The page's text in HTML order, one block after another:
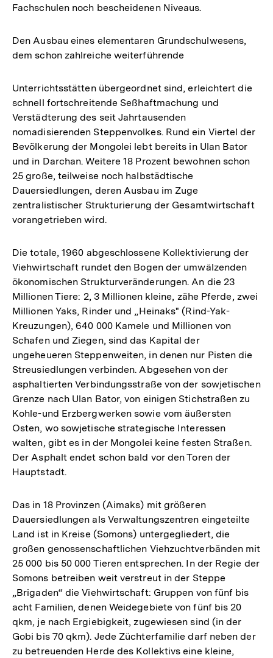
Fachschulen noch bescheidenen Niveaus.
Den Ausbau eines elementaren Grundschulwesens,
dem schon zahlreiche weiterführende
Unterrichtsstätten übergeordnet sind, erleichtert die
schnell fortschreitende Seßhaftmachung und
Verstädterung des seit Jahrtausenden
nomadisierenden Steppenvolkes. Rund ein Viertel der
Bevölkerung der Mongolei lebt bereits in Ulan Bator
und in Darchan. Weitere 18 Prozent bewohnen schon
25 große, teilweise noch halbstädtische
Dauersiedlungen, deren Ausbau im Zuge
zentralistischer Strukturierung der Gesamtwirtschaft
vorangetrieben wird.
Die totale, 1960 abgeschlossene Kollektivierung der
Viehwirtschaft rundet den Bogen der umwälzenden
ökonomischen Strukturveränderungen. An die 23
Millionen Tiere: 2, 3 Millionen kleine, zähe Pferde, zwei
Millionen Yaks, Rinder und „Heinaks" (Rind-Yak-
Kreuzungen), 640 000 Kamele und Millionen von
Schafen und Ziegen, sind das Kapital der
ungeheueren Steppenweiten, in denen nur Pisten die
Streusiedlungen verbinden. Abgesehen von der
asphaltierten Verbindungsstraße von der sowjetischen
Grenze nach Ulan Bator, von einigen Stichstraßen zu
Kohle-und Erzbergwerken sowie vom äußersten
Osten, wo sowjetische strategische Interessen
walten, gibt es in der Mongolei keine festen Straßen.
Der Asphalt endet schon bald vor den Toren der
Hauptstadt.
Das in 18 Provinzen (Aimaks) mit größeren
Dauersiedlungen als Verwaltungszentren eingeteilte
Land ist in Kreise (Somons) untergegliedert, die
großen genossenschaftlichen Viehzuchtverbänden mit
25 000 bis 50 000 Tieren entsprechen. In der Regie der
Somons betreiben weit verstreut in der Steppe
„Brigaden“ die Viehwirtschaft: Gruppen von fünf bis
acht Familien, denen Weidegebiete von fünf bis 20
qkm, je nach Ergiebigkeit, zugewiesen sind (in der
Gobi bis 70 qkm). Jede Züchterfamilie darf neben der
zu betreuenden Herde des Kollektivs eine kleine,